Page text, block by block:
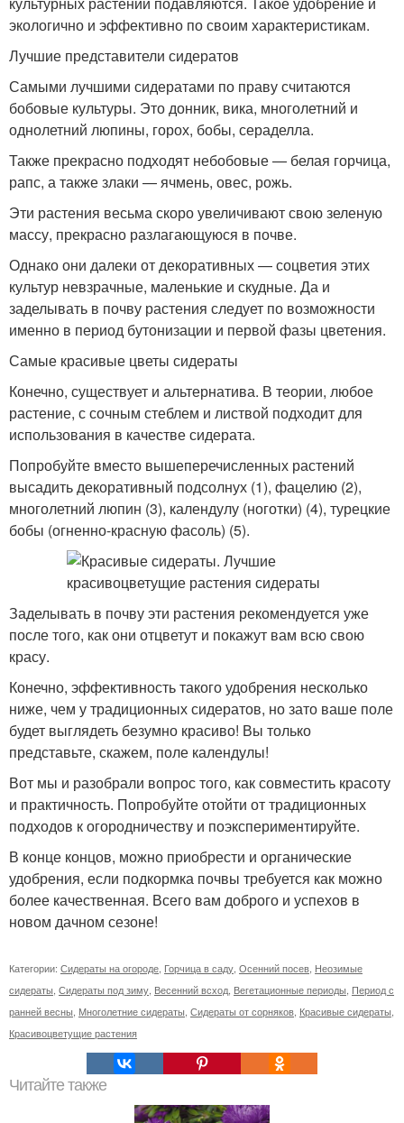
экологично и эффективно по своим характеристикам.
Лучшие представители сидератов
Самыми лучшими сидератами по праву считаются
бобовые культуры. Это донник, вика, многолетний и
однолетний люпины, горох, бобы, сераделла.
Также прекрасно подходят небобовые — белая горчица,
рапс, а также злаки — ячмень, овес, рожь.
Эти растения весьма скоро увеличивают свою зеленую
массу, прекрасно разлагающуюся в почве.
Однако они далеки от декоративных — соцветия этих
культур невзрачные, маленькие и скудные. Да и
заделывать в почву растения следует по возможности
именно в период бутонизации и первой фазы цветения.
Самые красивые цветы сидераты
Конечно, существует и альтернатива. В теории, любое
растение, с сочным стеблем и листвой подходит для
использования в качестве сидерата.
Попробуйте вместо вышеперечисленных растений
высадить декоративный подсолнух (1), фацелию (2),
многолетний люпин (3), календулу (ноготки) (4), турецкие
бобы (огненно-красную фасоль) (5).
Заделывать в почву эти растения рекомендуется уже
после того, как они отцветут и покажут вам всю свою
красу.
Конечно, эффективность такого удобрения несколько
ниже, чем у традиционных сидератов, но зато ваше поле
будет выглядеть безумно красиво! Вы только
представьте, скажем, поле календулы!
Вот мы и разобрали вопрос того, как совместить красоту
и практичность. Попробуйте отойти от традиционных
подходов к огородничеству и поэкспериментируйте.
В конце концов, можно приобрести и органические
удобрения, если подкормка почвы требуется как можно
более качественная. Всего вам доброго и успехов в
новом дачном сезоне!
Категории: Сидераты на огороде Горчица в саду Осенний посев Неозимые
сидераты Сидераты под зиму Весенний всход Вегетационные периоды Период с
ранней весны Многолетние сидераты Сидераты от сорняков Красивые сидераты
Красивоцветущие растения
Читайте также